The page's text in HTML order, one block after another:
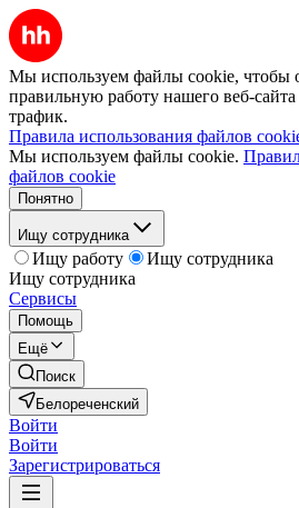
Мы используем файлы cookie, чтобы
правильную работу нашего веб-сайта
трафик.
Правила использования файлов
Мы используем файлы cookie.
файлов cookie
Понятно
Ищу сотрудника
Ищу работу
Ищу сотрудника
Ищу сотрудника
Сервисы
Помощь
Ещё
Поиск
Белореченский
Войти
Войти
Зарегистрироваться